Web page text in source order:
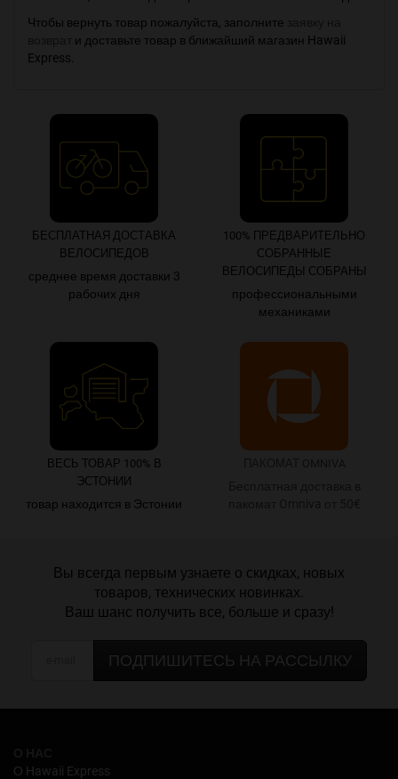
Чтобы вернуть товар пожалуйста, заполните
и доставьте товар в ближайший магазин Hawaii
Express.
БЕСПЛАТНАЯ ДОСТАВКА
ВЕЛОСИПЕДОВ
среднее время доставки 3
рабочих дня
100% ПРЕДВАРИТЕЛЬНО
СОБРАННЫЕ
ВЕЛОСИПЕДЫ СОБРАНЫ
профессиональными
механиками
ВЕСЬ ТОВАР 100% В
ЭСТОНИИ
товар находится в Эстонии
Вы всегда первым узнаете о скидках, новых
товаров, технических новинках.
Ваш шанс получить все, больше и сразу!
ПОДПИШИТЕСЬ НА РАССЫЛКУ
О Hawaii Express